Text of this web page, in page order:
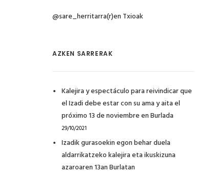
@sare_herritarra(r)en Txioak
AZKEN SARRERAK
Kalejira y espectáculo para reivindicar que
el Izadi debe estar con su ama y aita el
próximo 13 de noviembre en Burlada
29/10/2021
Izadik gurasoekin egon behar duela
aldarrikatzeko kalejira eta ikuskizuna
azaroaren 13an Burlatan